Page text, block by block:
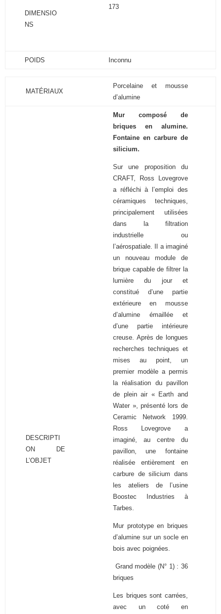
DIMENSIO
NS
173
POIDS Inconnu
MATÉRIAUX
Porcelaine et mousse
d’alumine
DESCRIPTI
ON DE
L’OBJET
Mur composé de
briques en alumine.
Fontaine en carbure de
silicium.
Sur une proposition du
CRAFT, Ross Lovegrove
a réfléchi à l’emploi des
céramiques techniques,
principalement utilisées
dans la filtration
industrielle ou
l’aérospatiale. Il a imaginé
un nouveau module de
brique capable de filtrer la
lumière du jour et
constitué d’une partie
extérieure en mousse
d’alumine émaillée et
d’une partie intérieure
creuse. Après de longues
recherches techniques et
mises au point, un
premier modèle a permis
la réalisation du pavillon
de plein air « Earth and
Water », présenté lors de
Ceramic Network 1999.
Ross Lovegrove a
imaginé, au centre du
pavillon, une fontaine
réalisée entièrement en
carbure de silicium dans
les ateliers de l’usine
Boostec Industries à
Tarbes.
Mur prototype en briques
d’alumine sur un socle en
bois avec poignées.
Grand modèle (N° 1) : 36
briques
Les briques sont carrées,
avec un coté en